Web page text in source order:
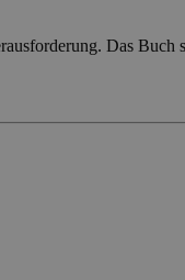
Das Buch